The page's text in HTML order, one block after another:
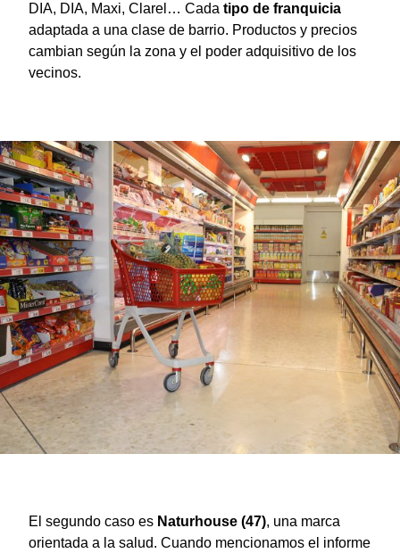
DIA, DIA, Maxi, Clarel… Cada tipo de franquicia
adaptada a una clase de barrio. Productos y precios
cambian según la zona y el poder adquisitivo de los
vecinos.
El segundo caso es Naturhouse (47), una marca
orientada a la salud. Cuando mencionamos el informe